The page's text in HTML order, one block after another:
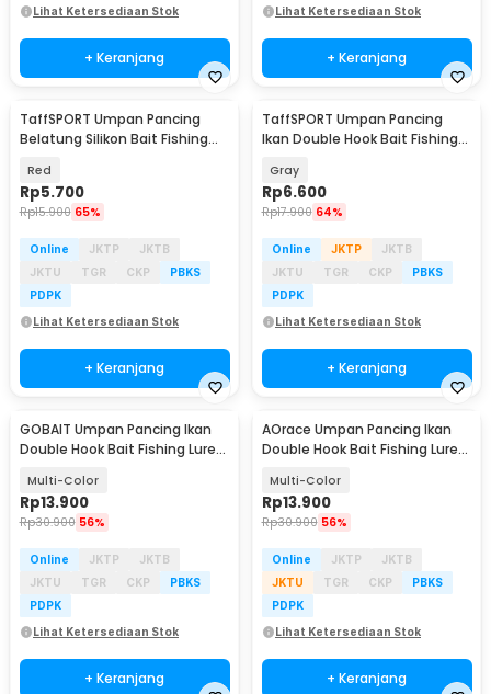
Lihat Ketersediaan Stok
+ Keranjang
Lihat Ketersediaan Stok
+ Keranjang
TaffSPORT Umpan Pancing
Belatung Silikon Bait Fishing
Red
Rp5.700
Rp15.900 65%
Online JKTP
JKTB
JKTU
TGR CKP
PBKS
PDPK
Lihat Ketersediaan Stok
+ Keranjang
TaffSPORT Umpan Pancing
Ikan Double Hook Bait Fishing
Gray
Rp6.600
Rp17.900 64%
Online JKTP
JKTB
JKTU
TGR CKP
PBKS
PDPK
Lihat Ketersediaan Stok
+ Keranjang
GOBAIT Umpan Pancing Ikan
Double Hook Bait Fishing Lure
Multi-Color
Rp13.900
Rp30.900 56%
Online JKTP
JKTB
JKTU
TGR CKP
PBKS
PDPK
Lihat Ketersediaan Stok
+ Keranjang
AOrace Umpan Pancing Ikan
Double Hook Bait Fishing Lure
Multi-Color
Rp13.900
Rp30.900 56%
Online JKTP
JKTB
JKTU
TGR CKP
PBKS
PDPK
Lihat Ketersediaan Stok
+ Keranjang